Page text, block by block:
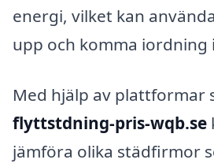
energi, vilket kan
upp och komma iordning
Med hjälp av plattformar
flyttstdning-pris-wqb.se
jämföra olika städfirmor